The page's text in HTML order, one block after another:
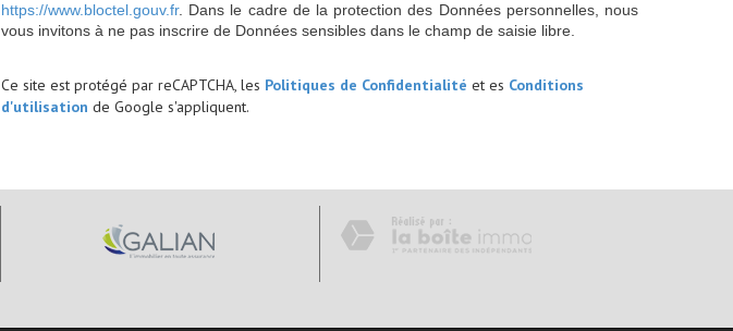
https://www.bloctel.gouv.fr. Dans le cadre de la protection des Données personnelles, nous
vous invitons à ne pas inscrire de Données sensibles dans le champ de saisie libre.
Ce site est protégé par reCAPTCHA, les Politiques de Confidentialité et es Conditions
d'utilisation de Google s'appliquent.